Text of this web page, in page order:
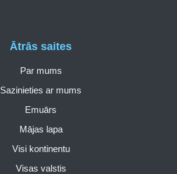
Ātrās saites
Par mums
Sazinieties ar mums
Emuārs
Mājas lapa
Visi kontinentu
Visas valstis